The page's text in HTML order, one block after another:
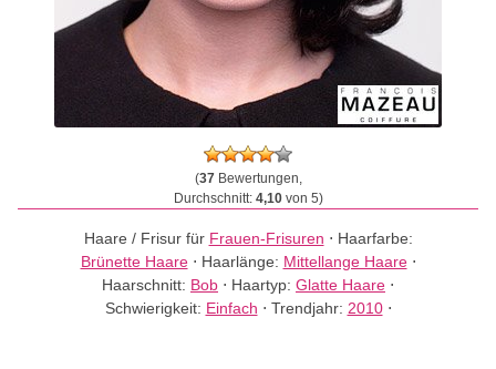
(37Bewertungen,
Durchschnitt: 4,10von 5)
Haare / Frisur für Frauen-Frisuren ⋅ Haarfarbe:
Brünette Haare⋅ Haarlänge: Mittellange Haare⋅
Haarschnitt: Bob ⋅ Haartyp: Glatte Haare ⋅
Schwierigkeit: Einfach ⋅ Trendjahr: 2010⋅